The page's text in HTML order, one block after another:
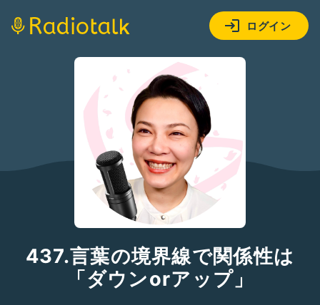
ログイン
437.言葉の境界線で関係性は
「ダウンorアップ」